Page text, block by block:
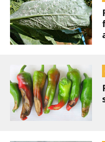
BIODIVERSITÀ
CUCINA
PRODOTTI
FARFALLE DELLA
PICCOLO POLLAIO